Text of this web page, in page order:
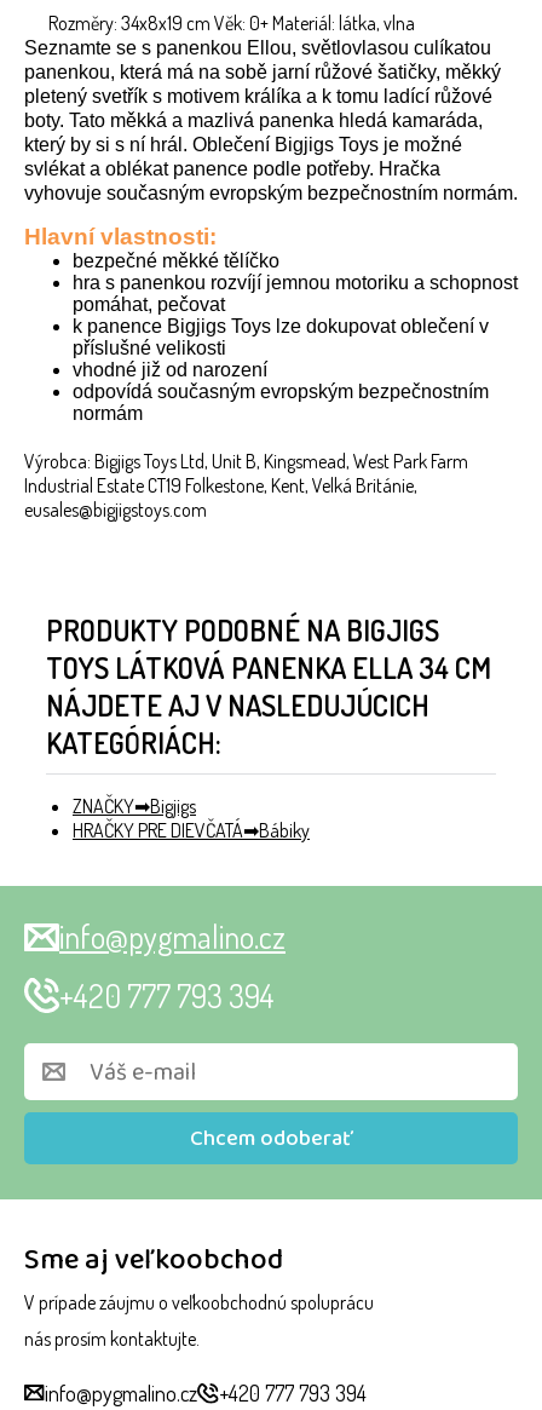
Rozměry: 34x8x19 cm Věk: 0+ Materiál: látka, vlna
Seznamte se s panenkou Ellou, světlovlasou culíkatou
panenkou, která má na sobě jarní růžové šatičky, měkký
pletený svetřík s motivem králíka a k tomu ladící růžové
boty. Tato měkká a mazlivá panenka hledá kamaráda,
který by si s ní hrál. Oblečení Bigjigs Toys je možné
svlékat a oblékat panence podle potřeby. Hračka
vyhovuje současným evropským bezpečnostním normám.
Hlavní vlastnosti:
bezpečné měkké tělíčko
hra s panenkou rozvíjí jemnou motoriku a schopnost
pomáhat, pečovat
k panence Bigjigs Toys lze dokupovat oblečení v
příslušné velikosti
vhodné již od narození
odpovídá současným evropským bezpečnostním
normám
Výrobca: Bigjigs Toys Ltd, Unit B, Kingsmead, West Park Farm
Industrial Estate CT19 Folkestone, Kent, Velká Británie,
eusales@bigjigstoys.com
PRODUKTY PODOBNÉ NA BIGJIGS
TOYS LÁTKOVÁ PANENKA ELLA 34 CM
NÁJDETE AJ V NASLEDUJÚCICH
KATEGÓRIÁCH:
ZNAČKY
Bigjigs
HRAČKY PRE DIEVČATÁ
Bábiky
Sme aj veľkoobchod
V prípade záujmu o veľkoobchodnú spoluprácu
nás prosím kontaktujte.
info@pygmalino.cz +420 777 793 394
Chcem odoberať
info@pygmalino.cz
+420 777 793 394